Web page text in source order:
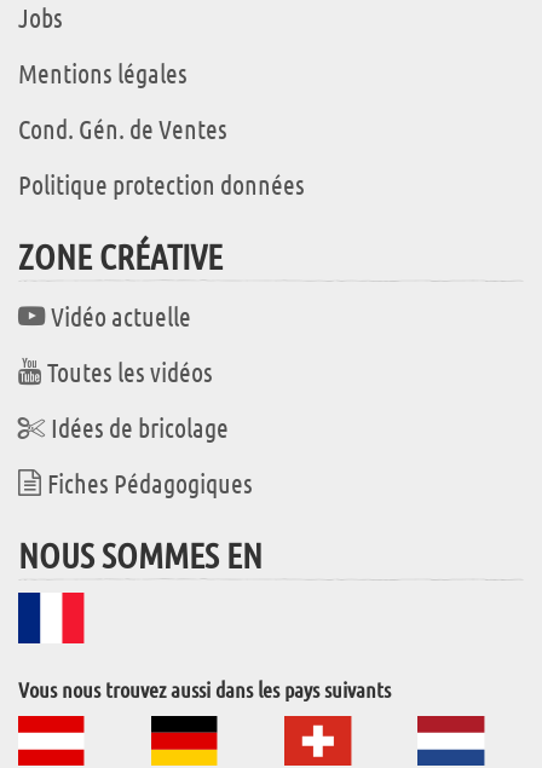
Jobs
Mentions légales
Cond. Gén. de Ventes
Politique protection données
ZONE CRÉATIVE
Vidéo actuelle
Toutes les vidéos
Idées de bricolage
Fiches Pédagogiques
NOUS SOMMES EN
Vous nous trouvez aussi dans les pays suivants